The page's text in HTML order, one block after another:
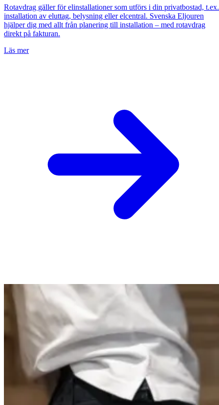
Rotavdrag gäller för elinstallationer som utförs i din privatbostad, t.ex.
installation av eluttag, belysning eller elcentral. Svenska Eljouren
hjälper dig med allt från planering till installation – med rotavdrag
direkt på fakturan.
Läs mer